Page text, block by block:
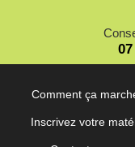
Comment ça
Inscrivez votre